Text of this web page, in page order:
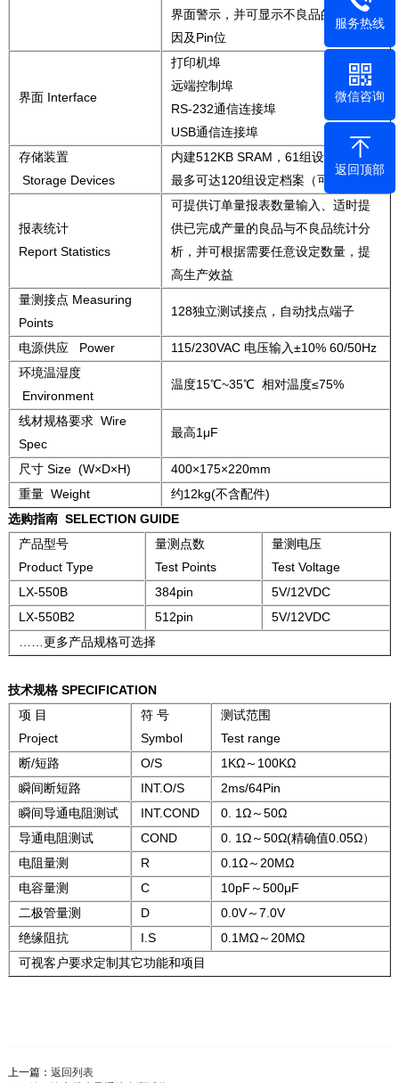
服务热线
微信咨询
返回顶部
界面警示，并可显示不良品的具体原
因及Pin位
界面 Interface
打印机埠
远端控制埠
RS-232通信连接埠
USB通信连接埠
存储装置
Storage Devices
内建512KB SRAM，61组设定档案
最多可达120组设定档案（可扩展）
报表统计
Report Statistics
可提供订单量报表数量输入、适时提
供已完成产量的良品与不良品统计分
析，并可根据需要任意设定数量，提
高生产效益
量测接点 Measuring
Points
128独立测试接点，自动找点端子
电源供应 Power
115/230VAC 电压输入±10% 60/50Hz
环境温湿度
Environment
温度15℃~35℃ 相对温度≤75%
线材规格要求 Wire
Spec
最高1μF
尺寸 Size (W×D×H)
400×175×220mm
重量 Weight
约12kg(不含配件)
选购指南 SELECTION GUIDE
产品型号
Product Type
量测点数
Test Points
量测电压
Test Voltage
LX-550B
384pin
5V/12VDC
LX-550B2
512pin
5V/12VDC
……更多产品规格可选择
技术规格SPECIFICATION
项 目
Project
符 号
Symbol
测试范围
Test range
断/短路
O/S
1KΩ～100KΩ
瞬间断短路
INT.O/S
2ms/64Pin
瞬间导通电阻测试
INT.COND
0. 1Ω～50Ω
导通电阻测试
COND
0. 1Ω～50Ω(精确值0.05Ω）
电阻量测
R
0.1Ω～20MΩ
电容量测
C
10pF～500μF
二极管量测
D
0.0V～7.0V
绝缘阻抗
I.S
0.1MΩ～20MΩ
可视客户要求定制其它功能和项目
上一篇： 返回列表